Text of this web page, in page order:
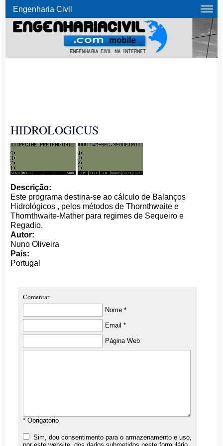
Engenharia Civil
HIDROLOGICUS
Descrição:
Este programa destina-se ao cálculo de Balanços
Hidrológicos , pelos métodos de Thornthwaite e
Thornthwaite-Mather para regimes de Sequeiro e
Regadio.
Autor:
Nuno Oliveira
País:
Portugal
Comentar
Nome *
Email *
Página Web
* Obrigatório
Sim, dou consentimento para o armazenamento e uso,